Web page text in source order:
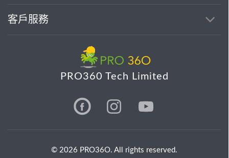
客戶服務
PRO360 Tech Limited
© 2026 PRO36O. All rights reserved.